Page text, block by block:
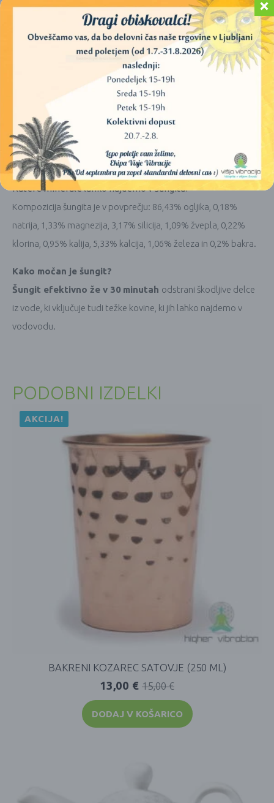
trikotnikali100 g šungitnih kosmičev. Že po 30-120
minutah je kvaliteta vode izredno izboljšana.A če lahko
počakate 24-72 ur, bo voda odlična, pripravljena in tudi izredno
dobrega okusa in zelo primerna pitje.
Steklenico ali vrč
imejte odprto med samo fitracijo.
Kako šungit ščiti pred EMF (elektro-magnetnim sevanjem)?
Šungit absorbira
nevtralizirafrekvence škodljivega
sevanja s pomočjo fulerenov, ki so v njegovi naravni
kompoziciji.
Katere minerale lahko najdemo v šungitu?
Kompozicija šungita je v povprečju: 86,43% ogljika, 0,18%
natrija, 1,33% magnezija, 3,17% silicija, 1,09% žvepla, 0,22%
klorina, 0,95% kalija, 5,33% kalcija, 1,06% železa in 0,2% bakra.
Kako močan je šungit?
Šungit efektivno že v 30 minutah odstrani škodljive delce
iz vode, ki vključuje tudi težke kovine, ki jih lahko najdemo v
vodovodu.
PODOBNI IZDELKI
AKCIJA!
BAKRENI KOZAREC SATOVJE (250 ML)
15,00€
13,00 €
DODAJ V KOŠARICO